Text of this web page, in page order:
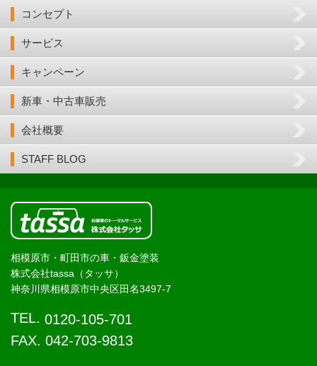
コンセプト
サービス
キャンペーン
新車・中古車販売
会社概要
STAFF BLOG
相模原市・町田市の車・鈑金塗装
株式会社tassa（タッサ）
神奈川県相模原市中央区田名3497-7
TEL. 0120-105-701
FAX. 042-703-9813